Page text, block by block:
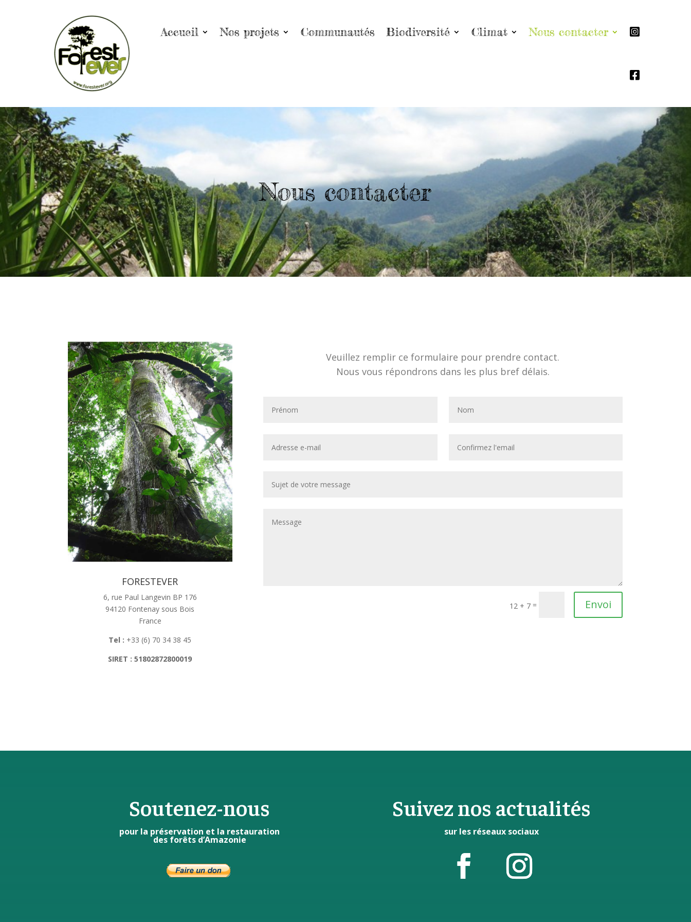
Accueil Nos projets Communautés Biodiversité Climat Nous contacter
Nous contacter
FORESTEVER
6, rue Paul Langevin BP 176
94120 Fontenay sous Bois
France
Tel : +33 (6) 70 34 38 45
SIRET : 51802872800019
Veuillez remplir ce formulaire pour prendre contact.
Nous vous répondrons dans les plus bref délais.
12 + 7 = Envoi
Soutenez-nous
pour la préservation et la restauration
des forêts d’Amazonie
Suivez nos actualités
sur les réseaux sociaux